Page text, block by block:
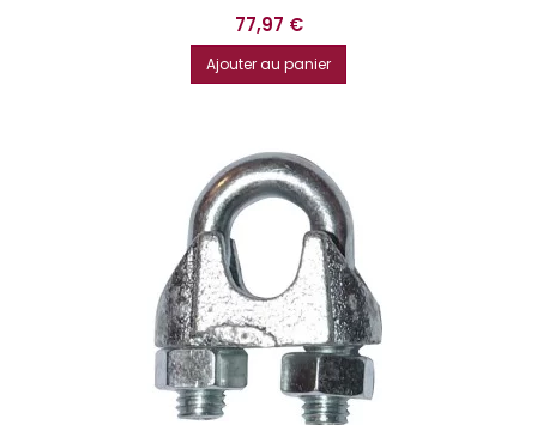
Prix
77,97 €
Ajouter au panier